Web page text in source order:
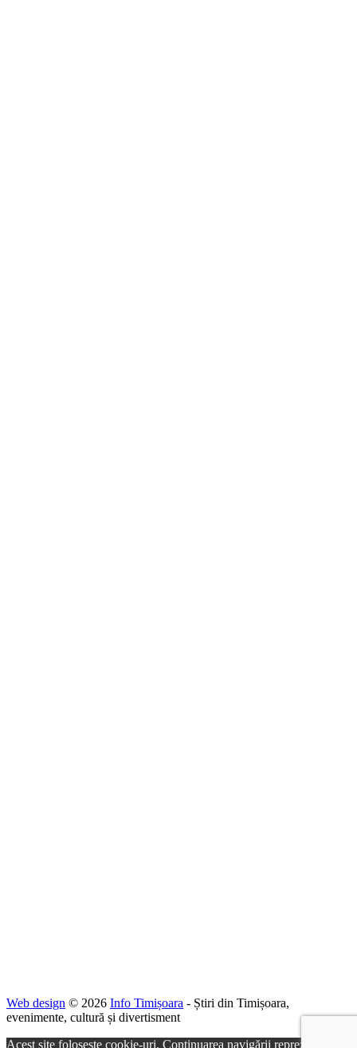
Web design © 2026 Info Timișoara - Știri din Timișoara,
evenimente, cultură și divertisment
Acest site folosește cookie-uri. Continuarea navigării reprezintă